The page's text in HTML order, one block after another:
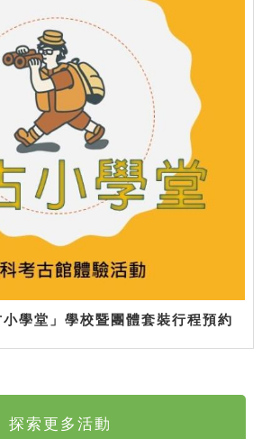
學堂」學校暨團體套裝行程預約
探索更多活動